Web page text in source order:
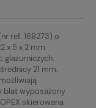
ref. 16B273) o
x 5 x 2 mm.
glazurniczych.
21 mm.
blat wyposażony
skierowana